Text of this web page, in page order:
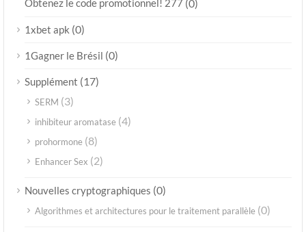
Obtenez le code promotionnel! 277 (0)
1xbet apk (0)
1Gagner le Brésil (0)
Supplément (17)
SERM (3)
inhibiteur aromatase (4)
prohormone (8)
Enhancer Sex (2)
Nouvelles cryptographiques (0)
Algorithmes et architectures pour le traitement parallèle (0)